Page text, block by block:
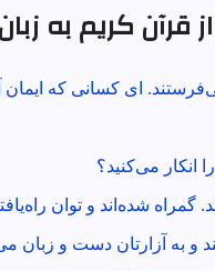
قرآن کریم به
اى كسانى كه ايمان
انكار مى‌كنيد؟
گمراه شده‌اند و توان
و به آزارتان دست و زبان